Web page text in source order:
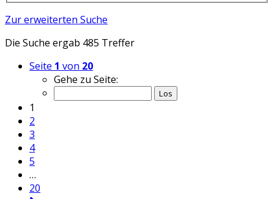
Zur erweiterten Suche
Die Suche ergab 485 Treffer
Seite 1 von 20
Gehe zu Seite:
1
2
3
4
5
…
20